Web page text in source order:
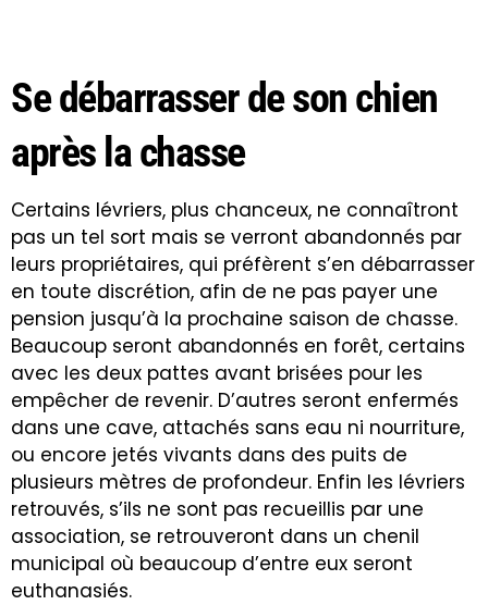
Se débarrasser de son chien
après la chasse
Certains lévriers, plus chanceux, ne connaîtront
pas un tel sort mais se verront abandonnés par
leurs propriétaires, qui préfèrent s’en débarrasser
en toute discrétion, afin de ne pas payer une
pension jusqu’à la prochaine saison de chasse.
Beaucoup seront abandonnés en forêt, certains
avec les deux pattes avant brisées pour les
empêcher de revenir. D’autres seront enfermés
dans une cave, attachés sans eau ni nourriture,
ou encore jetés vivants dans des puits de
plusieurs mètres de profondeur. Enfin les lévriers
retrouvés, s’ils ne sont pas recueillis par une
association, se retrouveront dans un chenil
municipal où beaucoup d’entre eux seront
euthanasiés.